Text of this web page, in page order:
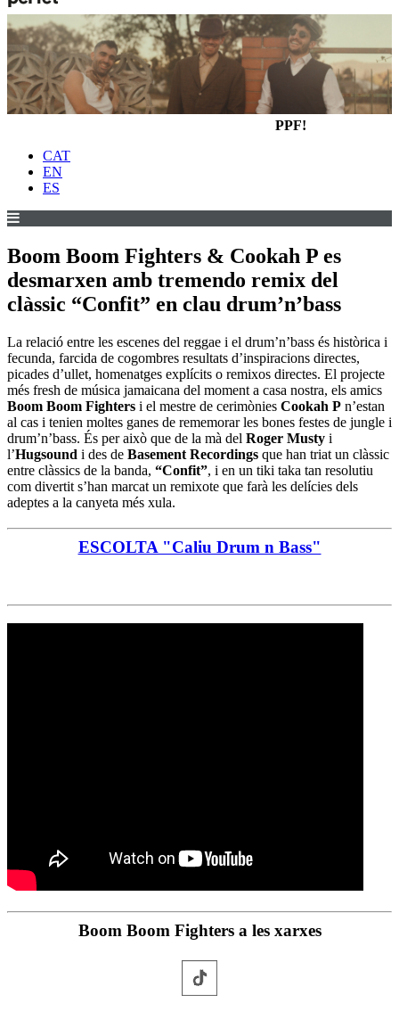
PPF!
CAT
EN
ES
Boom Boom Fighters & Cookah P es
desmarxen amb tremendo remix del
clàssic “Confit” en clau drum’n’bass
La relació entre les escenes del reggae i el drum’n’bass és històrica i
fecunda, farcida de cogombres resultats d’inspiracions directes,
picades d’ullet, homenatges explícits o remixos directes. El projecte
més fresh de música jamaicana del moment a casa nostra, els amics
Boom Boom Fighters i el mestre de cerimònies Cookah P n’estan
al cas i tenien moltes ganes de rememorar les bones festes de jungle i
drum’n’bass. És per això que de la mà del Roger Musty i
l’Hugsound i des de Basement Recordings que han triat un clàssic
entre clàssics de la banda, “Confit”, i en un tiki taka tan resolutiu
com divertit s’han marcat un remixote que farà les delícies dels
adeptes a la canyeta més xula.
ESCOLTA "Caliu Drum n Bass"
Boom Boom Fighters a les xarxes